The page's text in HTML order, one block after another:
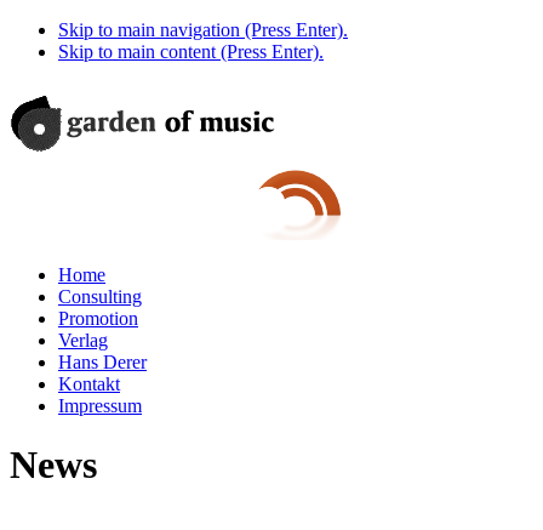
Skip to main navigation (Press Enter).
Skip to main content (Press Enter).
Home
Consulting
Promotion
Verlag
Hans Derer
Kontakt
Impressum
News